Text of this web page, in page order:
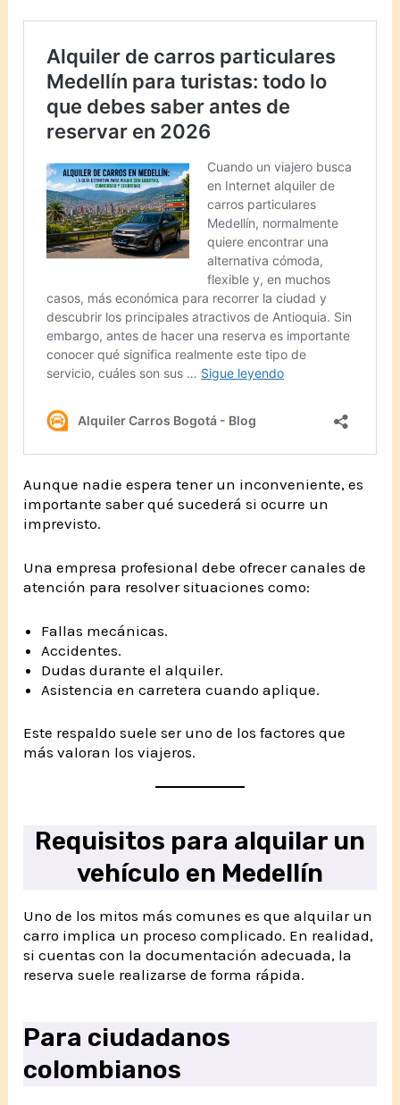
Aunque nadie espera tener un inconveniente, es
importante saber qué sucederá si ocurre un
imprevisto.
Una empresa profesional debe ofrecer canales de
atención para resolver situaciones como:
Fallas mecánicas.
Accidentes.
Dudas durante el alquiler.
Asistencia en carretera cuando aplique.
Este respaldo suele ser uno de los factores que
más valoran los viajeros.
Requisitos para alquilar un
vehículo en Medellín
Uno de los mitos más comunes es que alquilar un
carro implica un proceso complicado. En realidad,
si cuentas con la documentación adecuada, la
reserva suele realizarse de forma rápida.
Para ciudadanos
colombianos